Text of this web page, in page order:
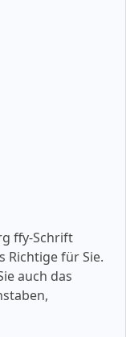
ffy-Schrift
Richtige für Sie.
auch das